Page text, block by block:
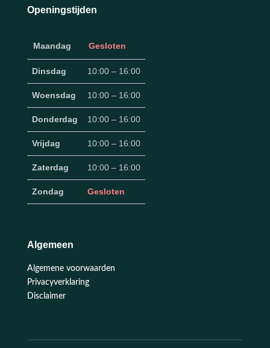
Openingstijden
Maandag Gesloten
Dinsdag 10:00 – 16:00
Woensdag 10:00 – 16:00
Donderdag 10:00 – 16:00
Vrijdag 10:00 – 16:00
Zaterdag 10:00 – 16:00
Zondag Gesloten
Algemeen
Algemene voorwaarden
Privacyverklaring
Disclaimer